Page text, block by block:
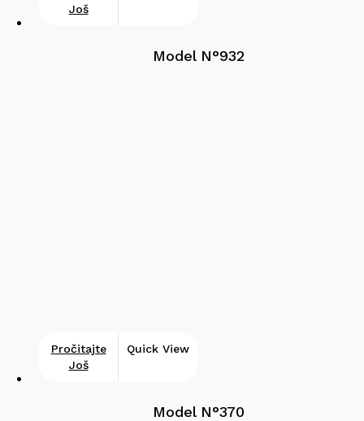
Još
Model N°932
Pročitajte
Još
Quick View
Model N°370